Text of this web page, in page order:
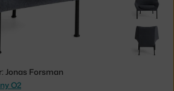
Jonas Forsman
O2